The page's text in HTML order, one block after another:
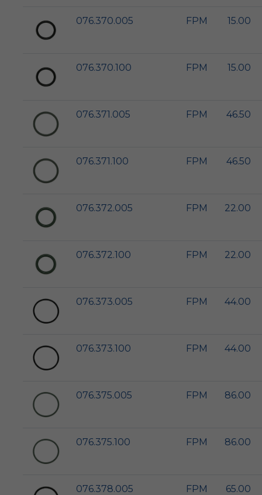
076.370.005 FPM 15.00
076.370.100 FPM 15.00
076.371.005 FPM 46.50
076.371.100 FPM 46.50
076.372.005 FPM 22.00
076.372.100 FPM 22.00
076.373.005 FPM 44.00
076.373.100 FPM 44.00
076.375.005 FPM 86.00
076.375.100 FPM 86.00
076.378.005 FPM 65.00